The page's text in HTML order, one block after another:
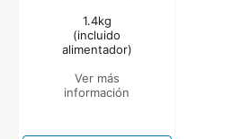
1.4kg
(incluido
alimentador)
Ver más
información